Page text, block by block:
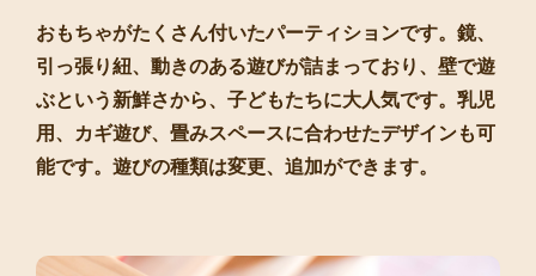
おもちゃがたくさん付いたパーティションです。鏡、
引っ張り紐、動きのある遊びが詰まっており、壁で遊
ぶという新鮮さから、子どもたちに大人気です。乳児
用、カギ遊び、畳みスペースに合わせたデザインも可
能です。遊びの種類は変更、追加ができます。